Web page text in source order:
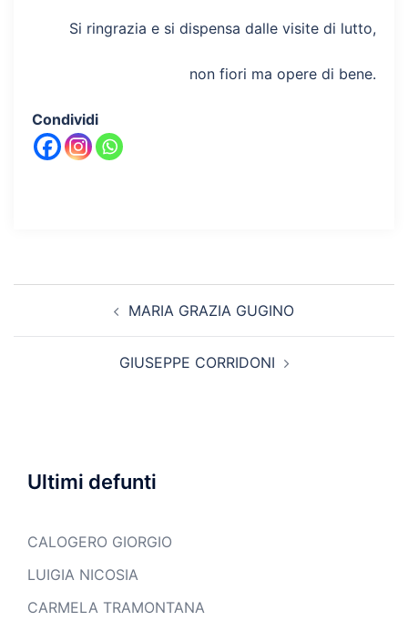
Si ringrazia e si dispensa dalle visite di lutto,
non fiori ma opere di bene.
Condividi
MARIA GRAZIA GUGINO
GIUSEPPE CORRIDONI
Ultimi defunti
CALOGERO GIORGIO
LUIGIA NICOSIA
CARMELA TRAMONTANA